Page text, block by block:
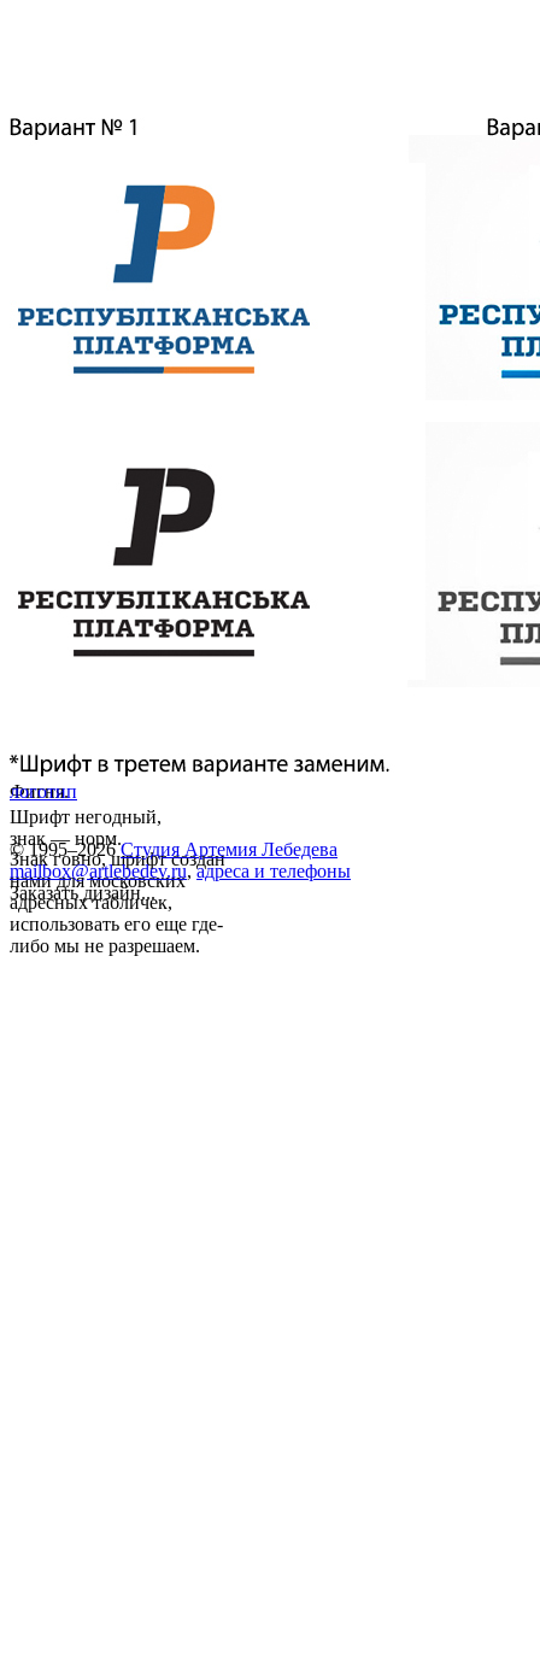
Фигня.
Шрифт негодный,
знак — норм.
Знак говно, шрифт создан
нами для московских
адресных табличек,
использовать его еще где-
либо мы не разрешаем.
логотип
© 1995–2026 Студия Артемия Лебедева
mailbox@artlebedev.ru, адреса и телефоны
Заказать дизайн...